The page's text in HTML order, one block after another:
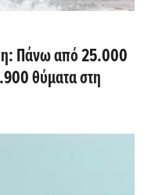
Πάνω από 25.000
θύματα στη